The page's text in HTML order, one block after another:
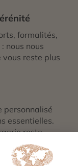
formalités,
nous nous
vous reste plus
personnalisé
essentielles.
reste